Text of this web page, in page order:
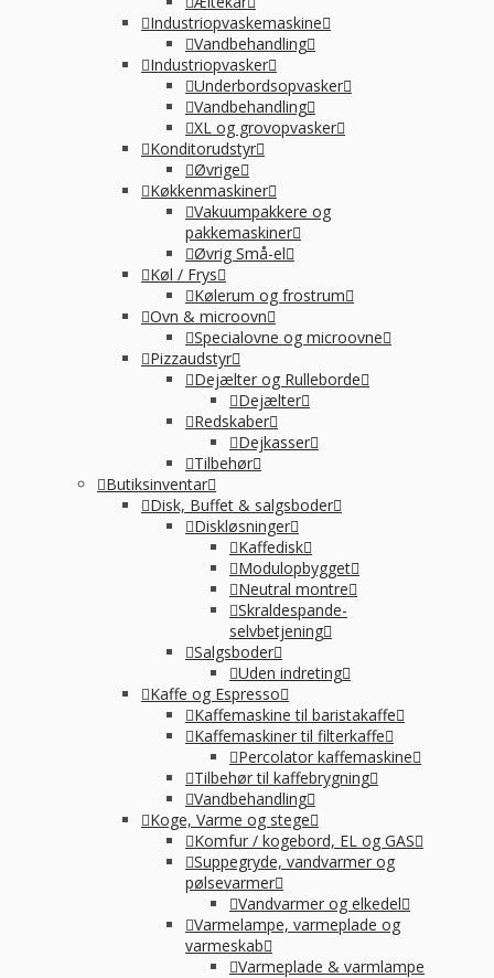
Industriopvaskemaskine
Vandbehandling
Industriopvasker
Underbordsopvasker
Vandbehandling
XL og grovopvasker
Konditorudstyr
Øvrige
Køkkenmaskiner
Vakuumpakkere og
pakkemaskiner
Øvrig Små-el
Køl / Frys
Kølerum og frostrum
Ovn & microovn
Specialovne og microovne
Pizzaudstyr
Dejælter og Rulleborde
Dejælter
Redskaber
Dejkasser
Tilbehør
Butiksinventar
Disk, Buffet & salgsboder
Diskløsninger
Kaffedisk
Modulopbygget
Neutral montre
Skraldespande-
selvbetjening
Salgsboder
Uden indreting
Kaffe og Espresso
Kaffemaskine til baristakaffe
Kaffemaskiner til filterkaffe
Percolator kaffemaskine
Tilbehør til kaffebrygning
Vandbehandling
Koge, Varme og stege
Komfur / kogebord, EL og GAS
Suppegryde, vandvarmer og
pølsevarmer
Vandvarmer og elkedel
Varmelampe, varmeplade og
varmeskab
Varmeplade & varmlampe